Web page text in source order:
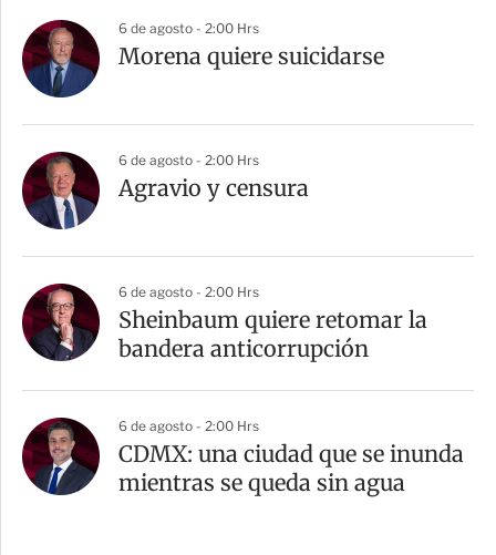
6 de agosto - 2:00 Hrs
Morena quiere suicidarse
6 de agosto - 2:00 Hrs
Agravio y censura
6 de agosto - 2:00 Hrs
Sheinbaum quiere retomar la
bandera anticorrupción
6 de agosto - 2:00 Hrs
CDMX: una ciudad que se inunda
mientras se queda sin agua